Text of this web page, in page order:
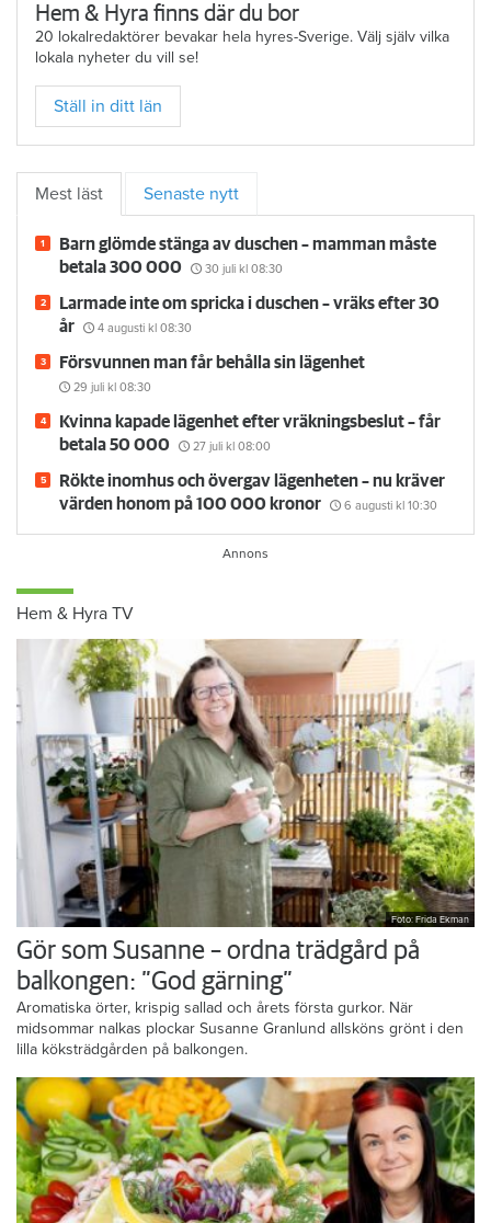
Hem & Hyra finns där du bor
20 lokalredaktörer bevakar hela hyres-Sverige. Välj själv vilka
lokala nyheter du vill se!
Ställ in ditt län
Mest läst Senaste nytt
Barn glömde stänga av duschen – mamman måste
betala 300 000
30 juli kl 08:30
Larmade inte om spricka i duschen – vräks efter 30
år
4 augusti kl 08:30
Försvunnen man får behålla sin lägenhet
29 juli kl 08:30
Kvinna kapade lägenhet efter vräkningsbeslut – får
betala 50 000
27 juli kl 08:00
Rökte inomhus och övergav lägenheten – nu kräver
värden honom på 100 000 kronor
6 augusti kl 10:30
Hem & Hyra TV
Foto: Frida Ekman
Gör som Susanne – ordna trädgård på
balkongen: ”God gärning”
Aromatiska örter, krispig sallad och årets första gurkor. När
midsommar nalkas plockar Susanne Granlund allsköns grönt i den
lilla köksträdgården på balkongen.